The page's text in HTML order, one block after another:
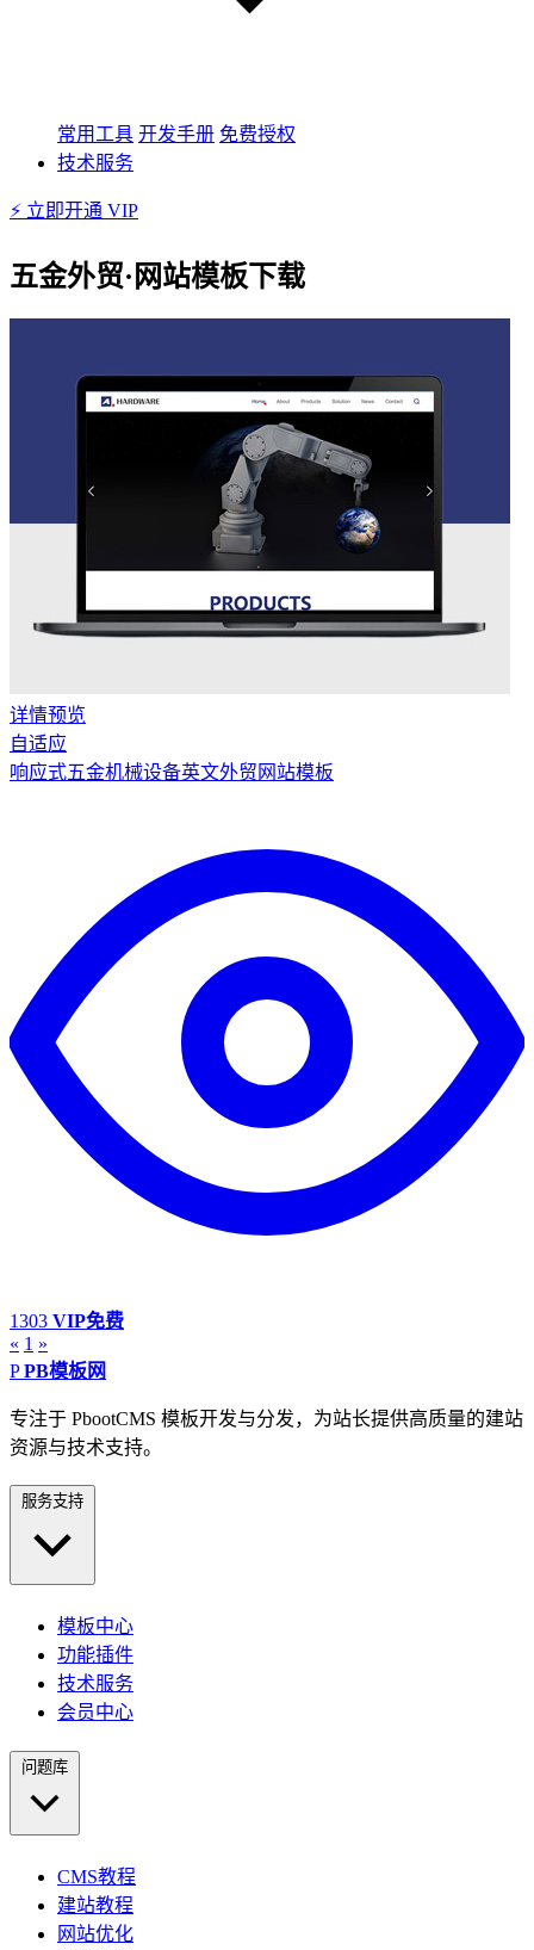
常用工具 开发手册 免费授权
技术服务
⚡ 立即开通 VIP
五金外贸·网站模板下载
详情预览
自适应
响应式五金机械设备英文外贸网站模板
1303 VIP免费
« 1 »
P PB模板网
专注于 PbootCMS 模板开发与分发，为站长提供高质量的建站
资源与技术支持。
服务支持
模板中心
功能插件
技术服务
会员中心
问题库
CMS教程
建站教程
网站优化